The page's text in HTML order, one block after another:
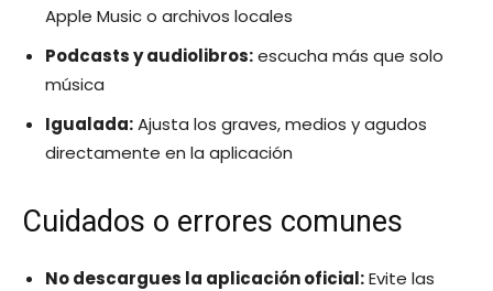
Apple Music o archivos locales
Podcasts y audiolibros:escucha más que solo
música
Igualada:Ajusta los graves, medios y agudos
directamente en la aplicación
Cuidados o errores comunes
No descargues la aplicación oficial:Evite las